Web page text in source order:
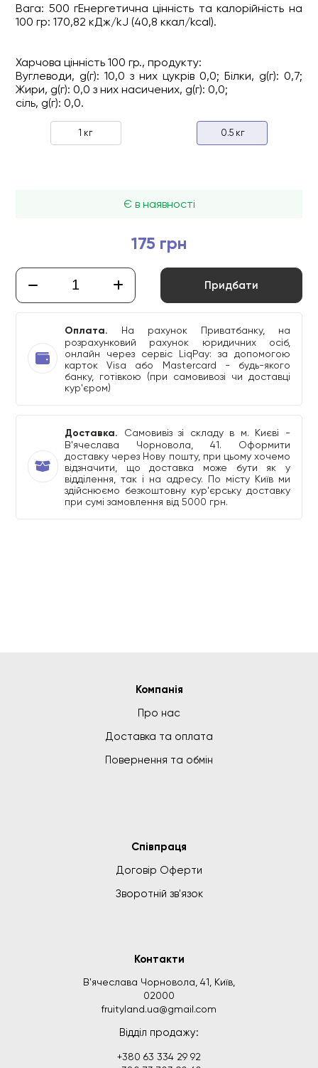
Вага: 500 гЕнергетична цінність та калорійність на
100 гр: 170,82 кДж/kJ (40,8 ккал/kcal).
Харчова цінність 100 гр., продукту:
Вуглеводи, g(г): 10,0 з них цукрів 0,0; Білки, g(г): 0,7;
Жири, g(г): 0,0 з них насичених, g(г): 0,0;
сіль, g(г): 0,0.
1 кг 0.5 кг
Є в наявності
175 грн
Придбати
Оплата. На рахунок Приватбанку, на
розрахунковий рахунок юридичних осіб,
онлайн через сервіс LiqPay: за допомогою
карток Visa або Mastercard - будь-якого
банку, готівкою (при самовивозі чи доставці
кур'єром)
Доставка. Самовивіз зі складу в м. Києві -
В'ячеслава Чорновола, 41. Оформити
доставку через Нову пошту, при цьому хочемо
відзначити, що доставка може бути як у
відділення, так і на адресу. По місту Київ ми
здійснюємо безкоштовну кур'єрську доставку
при сумі замовлення від 5000 грн.
Компанія
Про нас
Доставка та оплата
Повернення та обмін
Співпраця
Договір Оферти
Зворотній зв'язок
Контакти
В'ячеслава Чорновола, 41, Київ,
02000
fruityland.ua@gmail.com
Відділ продажу:
+380 63 334 29 92